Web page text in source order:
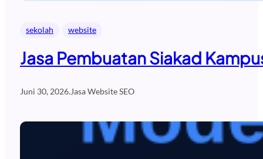
sekolah website
Jasa Pembuatan Siakad
Juni 30, 2026.Jasa Website SEO